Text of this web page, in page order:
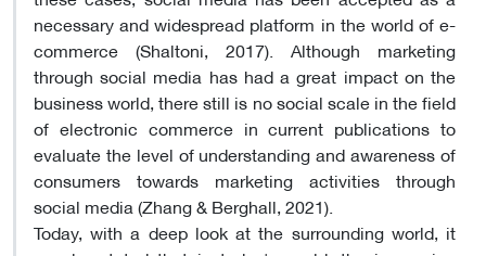
necessary and widespread platform in the world of e-
commerce (Shaltoni, 2017). Although marketing
through social media has had a great impact on the
business world, there still is no social scale in the field
of electronic commerce in current publications to
evaluate the level of understanding and awareness of
consumers towards marketing activities through
social media (Zhang & Berghall, 2021).
Today, with a deep look at the surrounding world, it